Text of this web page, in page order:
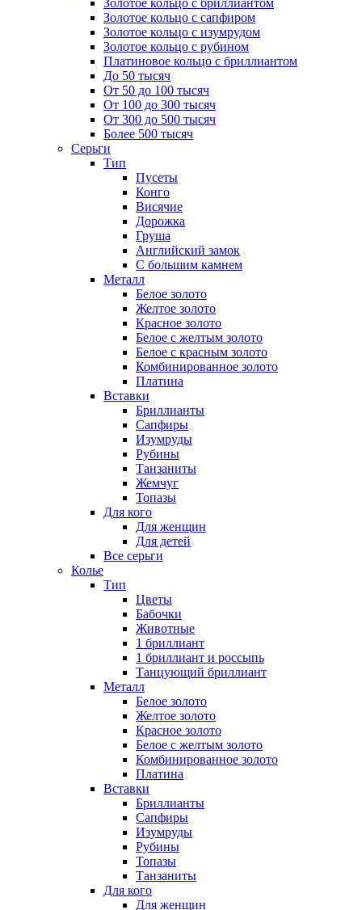
Золотое кольцо с бриллиантом
Золотое кольцо с сапфиром
Золотое кольцо с изумрудом
Золотое кольцо с рубином
Платиновое кольцо с бриллиантом
До 50 тысяч
От 50 до 100 тысяч
От 100 до 300 тысяч
От 300 до 500 тысяч
Более 500 тысяч
Серьги
Тип
Пусеты
Конго
Висячие
Дорожка
Груша
Английский замок
С большим камнем
Металл
Белое золото
Желтое золото
Красное золото
Белое с желтым золото
Белое с красным золото
Комбинированное золото
Платина
Вставки
Бриллианты
Сапфиры
Изумруды
Рубины
Танзаниты
Жемчуг
Топазы
Для кого
Для женщин
Для детей
Все серьги
Колье
Тип
Цветы
Бабочки
Животные
1 бриллиант
1 бриллиант и россыпь
Танцующий бриллиант
Металл
Белое золото
Желтое золото
Красное золото
Белое с желтым золото
Комбинированное золото
Платина
Вставки
Бриллианты
Сапфиры
Изумруды
Рубины
Топазы
Танзаниты
Для кого
Для женщин